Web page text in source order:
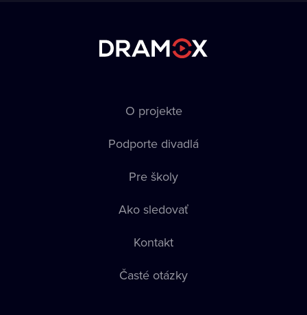
O projekte
Podporte divadlá
Pre školy
Ako sledovať
Kontakt
Časté otázky